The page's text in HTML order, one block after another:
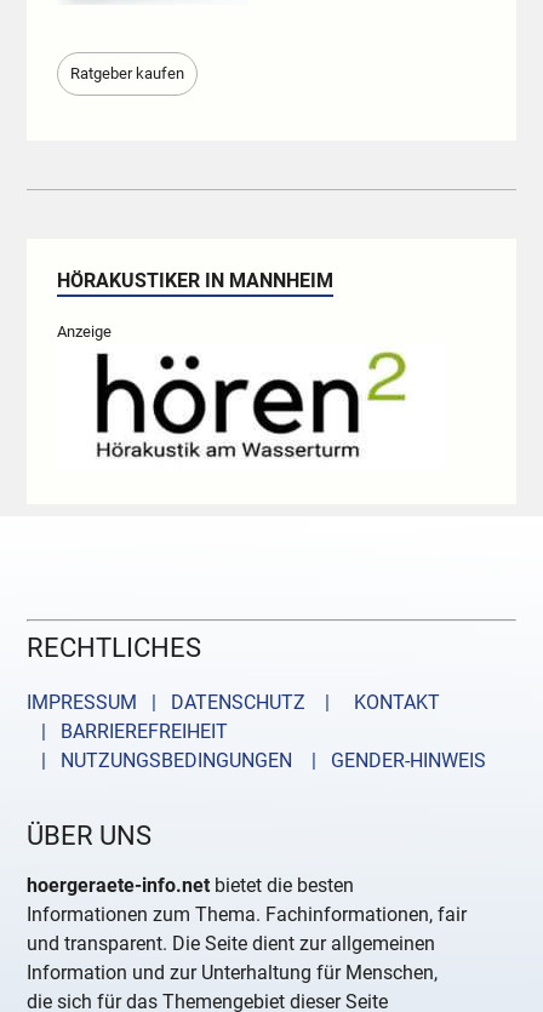
Ratgeber kaufen
HÖRAKUSTIKER IN MANNHEIM
Anzeige
RECHTLICHES
IMPRESSUM | DATENSCHUTZ |
KONTAKT
| BARRIEREFREIHEIT
| NUTZUNGSBEDINGUNGEN
| GENDER-HINWEIS
ÜBER UNS
hoergeraete-info.net bietet die besten
Informationen zum Thema. Fachinformationen, fair
und transparent. Die Seite dient zur allgemeinen
Information und zur Unterhaltung für Menschen,
die sich für das Themengebiet dieser Seite